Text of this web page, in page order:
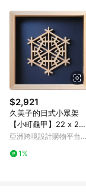
貨後 45 天後發送。
運費，攤位費等不具
顏色、價位、贈品如
Pinkoi 購物商品資訊
則請以點數紅包活動
頁面後才首次下載
上，首次下載 Pinkoi
面，方享導購資格。
$2,921
久美子的日式小眾架
【小町龜甲】22 x 22
cm
亞洲跨境設計購物平台
1%